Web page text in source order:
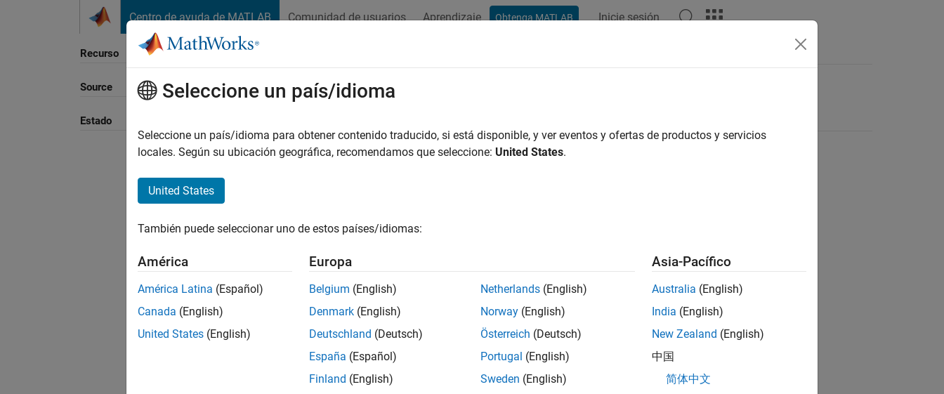
Centro de ayuda de MATLAB Comunidad de usuarios Aprendizaje Obtenga MATLAB Inicie sesión
Recurso
Source
Estado
Ordenar por
Seleccione un país/idioma
Seleccione un país/idioma para obtener contenido traducido, si está disponible, y ver eventos y ofertas de productos y servicios
locales. Según su ubicación geográfica, recomendamos que seleccione: United States.
United States
También puede seleccionar uno de estos países/idiomas:
América
América Latina (Español)
Canada (English)
United States (English)
Europa
Belgium (English)
Denmark (English)
Deutschland (Deutsch)
España (Español)
Finland (English)
Netherlands (English)
Norway (English)
Österreich (Deutsch)
Portugal (English)
Sweden (English)
Asia-Pacífico
Australia (English)
India (English)
New Zealand (English)
中国
简体中文